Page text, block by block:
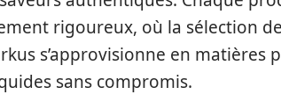
rigoureux, où la sélection
s’approvisionne en matières
sans compromis.